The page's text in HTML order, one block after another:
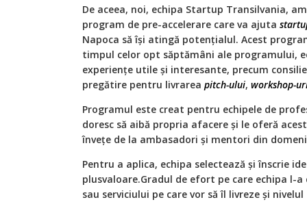
De aceea, noi, echipa Startup Transilvania,
program de pre-accelerare care va ajuta
Napoca să își atingă potențialul. Acest
timpul celor opt săptămâni ale programului,
experiențe utile și interesante, precum
pregătire pentru livrarea pitch-ului, workshop-
Programul este creat pentru echipele de
doresc să aibă propria afacere și le oferă
învețe de la ambasadori și mentori din
Pentru a aplica, echipa selectează și înscrie
plusvaloare.Gradul de efort pe care echipa l-
sau serviciului pe care vor să îl livreze și